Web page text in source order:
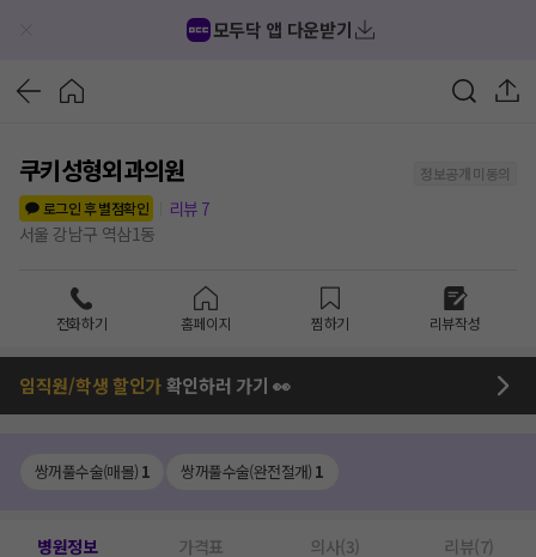
모두닥 앱 다운받기
쿠키성형외과의원
정보공개 미동의
로그인 후 별점확인
리뷰 7
서울 강남구 역삼1동
전화하기 홈페이지 찜하기 리뷰작성
임직원/학생 할인가확인하러 가기 👀
쌍꺼풀수술(매몰) 1 쌍꺼풀수술(완전절개) 1
병원정보 가격표 의사(3) 리뷰(7)